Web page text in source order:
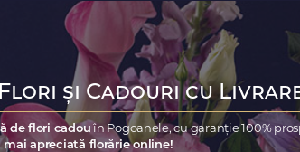
și Cadouri cu
de flori cadou în Pogoanele, cu garanție 100%
apreciată florărie online!